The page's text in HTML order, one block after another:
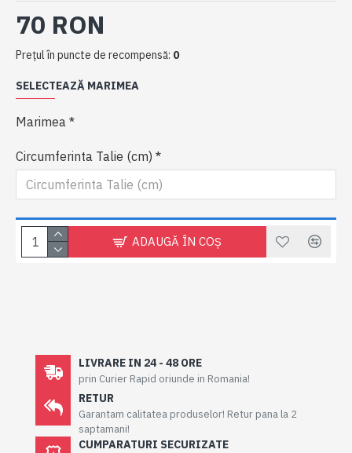
70 RON
Preţul în puncte de recompensă: 0
SELECTEAZĂ MARIMEA
Marimea
Circumferinta Talie (cm)
ADAUGĂ ÎN COŞ
LIVRARE IN 24 - 48 ORE
prin Curier Rapid oriunde in Romania!
RETUR
Garantam calitatea produselor! Retur pana la 2
saptamani!
CUMPARATURI SECURIZATE